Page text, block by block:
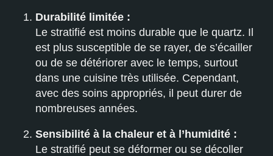
Durabilité limitée :
Le stratifié est moins durable que le quartz. Il
est plus susceptible de se rayer, de s’écailler
ou de se détériorer avec le temps, surtout
dans une cuisine très utilisée. Cependant,
avec des soins appropriés, il peut durer de
nombreuses années.
Sensibilité à la chaleur et à l’humidité :
Le stratifié peut se déformer ou se décoller